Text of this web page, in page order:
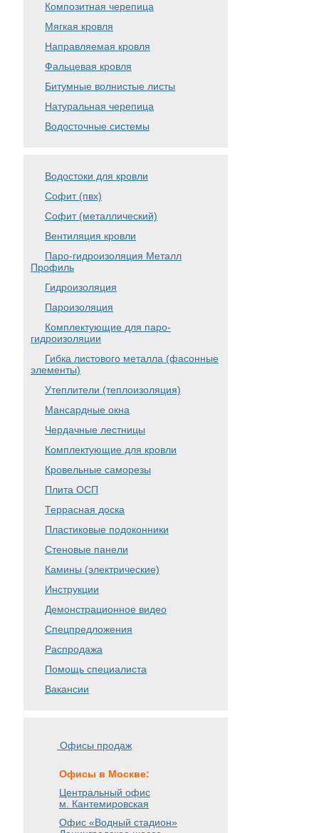
Композитная черепица
Мягкая кровля
Направляемая кровля
Фальцевая кровля
Битумные волнистые листы
Натуральная черепица
Водосточные системы
Водостоки для кровли
Софит (пвх)
Софит (металлический)
Вентиляция кровли
Паро-гидроизоляция Металл
Профиль
Гидроизоляция
Пароизоляция
Комплектующие для паро-
гидроизоляции
Гибка листового металла (фасонные
элементы)
Утеплители (теплоизоляция)
Мансардные окна
Чердачные лестницы
Комплектующие для кровли
Кровельные саморезы
Плита ОСП
Террасная доска
Пластиковые подоконники
Стеновые панели
Камины (электрические)
Инструкции
Демонстрационное видео
Спецпредложения
Распродажа
Помощь специалиста
Вакансии
Офисы продаж
Офисы в Москве:
Центральный офис
м. Кантемировская
Офис «Водный стадион»